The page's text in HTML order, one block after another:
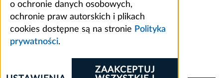
o ochronie danych osobowych,
ochronie praw autorskich i plikach
cookies dostępne są na stronie Polityka
prywatności.
ZAAKCEPTUJ